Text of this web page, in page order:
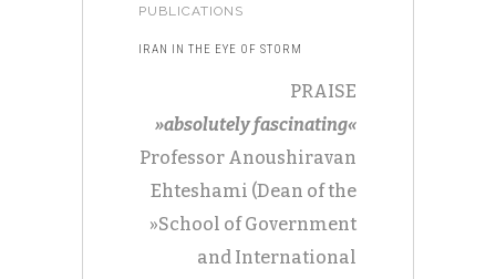
PUBLICATIONS
IRAN IN THE EYE OF STORM
PRAISE
»absolutely fascinating«
Professor Anoushiravan
Ehteshami (Dean of the
»School of Government
and International